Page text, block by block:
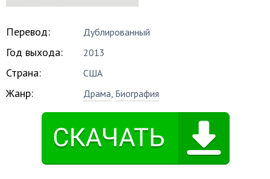
Перевод: Дублированный
Год выхода: 2013
Страна: США
Жанр: Драма, Биография